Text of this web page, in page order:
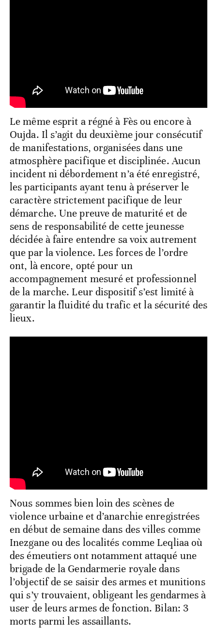
Le même esprit a régné à Fès ou encore à
Oujda. Il s’agit du deuxième jour consécutif
de manifestations, organisées dans une
atmosphère pacifique et disciplinée. Aucun
incident ni débordement n’a été enregistré,
les participants ayant tenu à préserver le
caractère strictement pacifique de leur
démarche. Une preuve de maturité et de
sens de responsabilité de cette jeunesse
décidée à faire entendre sa voix autrement
que par la violence. Les forces de l’ordre
ont, là encore, opté pour un
accompagnement mesuré et professionnel
de la marche. Leur dispositif s’est limité à
garantir la fluidité du trafic et la sécurité des
lieux.
Nous sommes bien loin des scènes de
violence urbaine et d’anarchie enregistrées
en début de semaine dans des villes comme
Inezgane ou des localités comme Leqliaa où
des émeutiers ont notamment attaqué une
brigade de la Gendarmerie royale dans
l’objectif de se saisir des armes et munitions
qui s’y trouvaient, obligeant les gendarmes à
user de leurs armes de fonction. Bilan: 3
morts parmi les assaillants.